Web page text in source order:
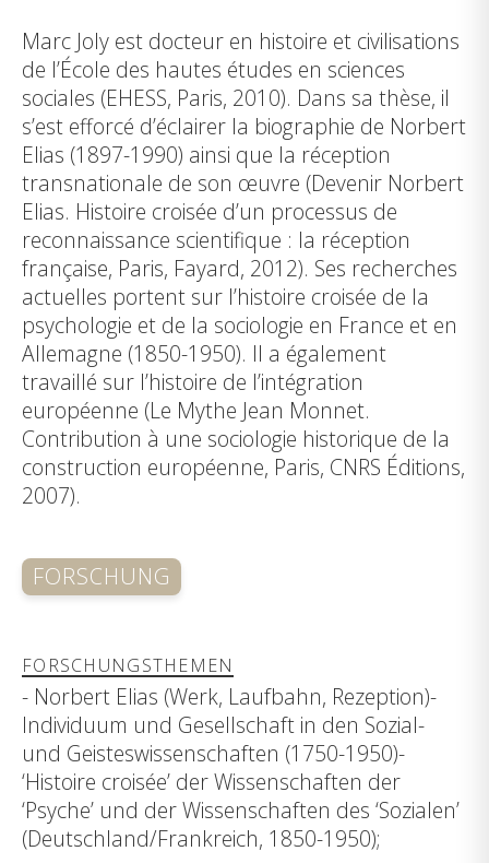
Marc Joly est docteur en histoire et civilisations
de l’École des hautes études en sciences
sociales (EHESS, Paris, 2010). Dans sa thèse, il
s’est efforcé d’éclairer la biographie de Norbert
Elias (1897-1990) ainsi que la réception
transnationale de son œuvre (Devenir Norbert
Elias. Histoire croisée d’un processus de
reconnaissance scientifique : la réception
française, Paris, Fayard, 2012). Ses recherches
actuelles portent sur l’histoire croisée de la
psychologie et de la sociologie en France et en
Allemagne (1850-1950). Il a également
travaillé sur l’histoire de l’intégration
européenne (Le Mythe Jean Monnet.
Contribution à une sociologie historique de la
construction européenne, Paris, CNRS Éditions,
2007).
FORSCHUNG
FORSCHUNGSTHEMEN
- Norbert Elias (Werk, Laufbahn, Rezeption)-
Individuum und Gesellschaft in den Sozial-
und Geisteswissenschaften (1750-1950)-
‘Histoire croisée’ der Wissenschaften der
‘Psyche’ und der Wissenschaften des ‘Sozialen’
(Deutschland/Frankreich, 1850-1950);